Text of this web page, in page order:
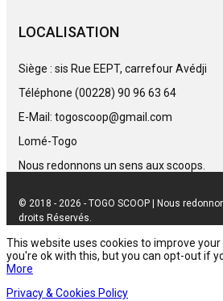
LOCALISATION
Siège : sis Rue EEPT, carrefour Avédji
Téléphone (00228) 90 96 63 64
E-Mail: togoscoop@gmail.com
Lomé-Togo
Nous redonnons un sens aux scoops.
© 2018 - 2026 - TOGO SCOOP | Nous
droits Réservés.
This website uses cookies to improve
you're ok with this, but you can opt-out if
More
Privacy & Cookies Policy